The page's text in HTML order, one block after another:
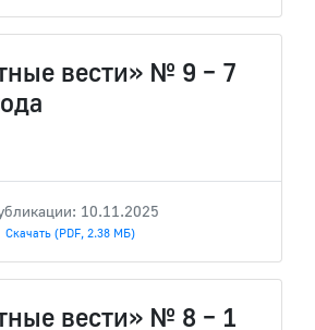
вести» № 9 – 7
10.11.2025
Скачать (PDF, 2.38 МБ)
вести» № 8 – 1